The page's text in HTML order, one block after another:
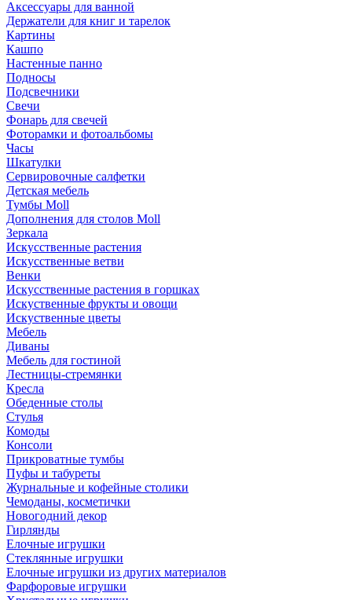
Аксессуары для ванной
Держатели для книг и тарелок
Картины
Кашпо
Настенные панно
Подносы
Подсвечники
Свечи
Фонарь для свечей
Фоторамки и фотоальбомы
Часы
Шкатулки
Сервировочные салфетки
Детская мебель
Тумбы Moll
Дополнения для столов Moll
Зеркала
Искусственные растения
Искусственные ветви
Венки
Искусственные растения в горшках
Искуственные фрукты и овощи
Искуственные цветы
Мебель
Диваны
Мебель для гостиной
Лестницы-стремянки
Кресла
Обеденные столы
Стулья
Комоды
Консоли
Прикроватные тумбы
Пуфы и табуреты
Журнальные и кофейные столики
Чемоданы, косметички
Новогодний декор
Гирлянды
Елочные игрушки
Стеклянные игрушки
Елочные игрушки из других материалов
Фарфоровые игрушки